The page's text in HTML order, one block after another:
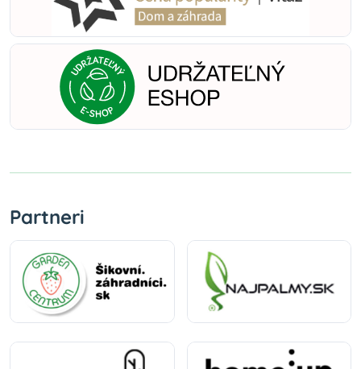
Partneri